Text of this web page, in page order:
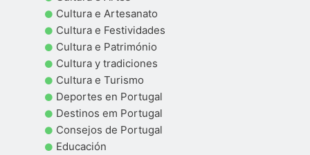
Cultura e Artesanato
Cultura e Festividades
Cultura e Património
Cultura y tradiciones
Cultura e Turismo
Deportes en Portugal
Destinos em Portugal
Consejos de Portugal
Educación